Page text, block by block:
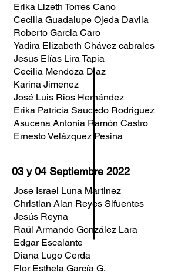
Erika Lizeth Torres Cano
Cecilia Guadalupe Ojeda Davila
Roberto Garcia Caro
Yadira Elizabeth Chávez cabrales
Jesus Elías Lira Tapia
Cecilia Mendoza Diaz
Karina Jimenez
José Luis Rios Hernández
Erika Patricia Saucedo Rodriguez
Asucena Antonia Ramón Castro
Ernesto Velázquez Pesina
03 y 04 Septiembre 2022
Jose Israel Luna Martinez
Christian Alan Reyes Sifuentes
Jesús Reyna
Raúl Armando González Lara
Edgar Escalante
Diana Lugo Cerda
Flor Esthela García G.